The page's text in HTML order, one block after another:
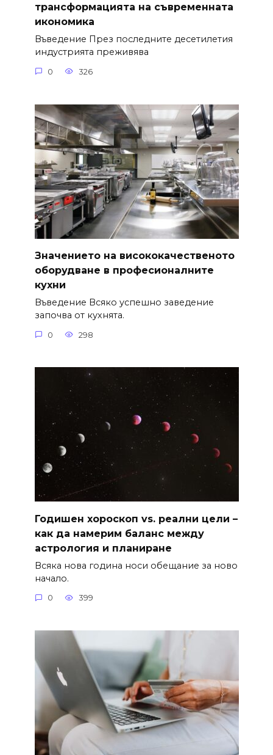
трансформацията на съвременната
икономика
Въведение През последните десетилетия
индустрията преживява
0 326
Значението на висококачественото
оборудване в професионалните
кухни
Въведение Всяко успешно заведение
започва от кухнята.
0 298
Годишен хороскоп vs. реални цели –
как да намерим баланс между
астрология и планиране
Всяка нова година носи обещание за ново
начало.
0 399